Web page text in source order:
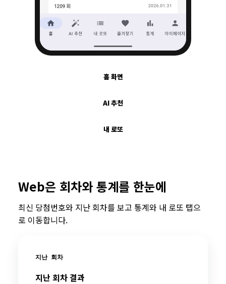
홈 화면
AI 추천
내 로또
Web은 회차와 통계를 한눈에
최신 당첨번호와 지난 회차를 보고 통계와 내 로또 탭으
로 이동합니다.
지난 회차
지난 회차 결과